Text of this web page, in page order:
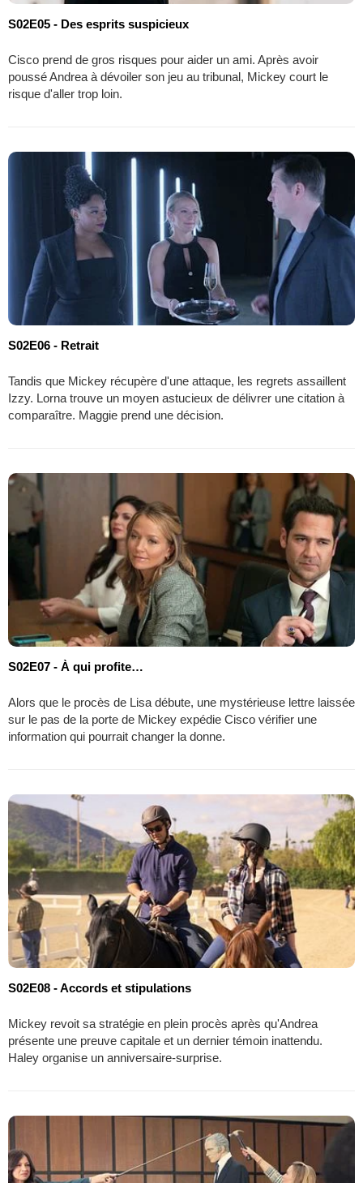
S02E05 - Des esprits suspicieux
Cisco prend de gros risques pour aider un ami. Après avoir
poussé Andrea à dévoiler son jeu au tribunal, Mickey court le
risque d'aller trop loin.
S02E06 - Retrait
Tandis que Mickey récupère d'une attaque, les regrets assaillent
Izzy. Lorna trouve un moyen astucieux de délivrer une citation à
comparaître. Maggie prend une décision.
S02E07 - À qui profite…
Alors que le procès de Lisa débute, une mystérieuse lettre laissée
sur le pas de la porte de Mickey expédie Cisco vérifier une
information qui pourrait changer la donne.
S02E08 - Accords et stipulations
Mickey revoit sa stratégie en plein procès après qu'Andrea
présente une preuve capitale et un dernier témoin inattendu.
Haley organise un anniversaire-surprise.